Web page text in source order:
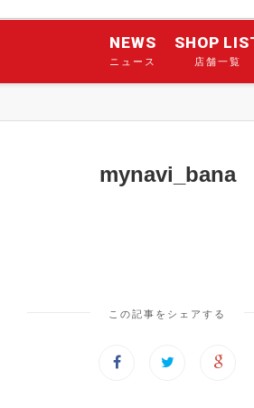
NEWS
ニュース
SHOP
店舗一覧
mynavi_bana
この記事をシェアする